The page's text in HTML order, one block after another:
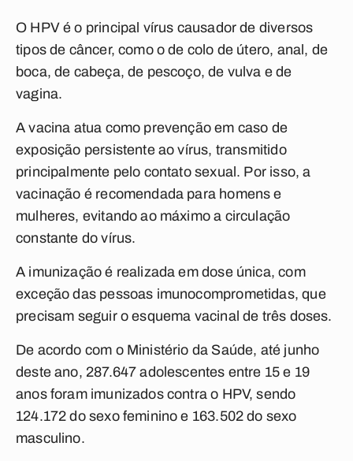
O HPV é o principal vírus causador de diversos
tipos de câncer, como o de colo de útero, anal, de
boca, de cabeça, de pescoço, de vulva e de
vagina.
A vacina atua como prevenção em caso de
exposição persistente ao vírus, transmitido
principalmente pelo contato sexual. Por isso, a
vacinação é recomendada para homens e
mulheres, evitando ao máximo a circulação
constante do vírus.
A imunização é realizada em dose única, com
exceção das pessoas imunocomprometidas, que
precisam seguir o esquema vacinal de três doses.
De acordo com o Ministério da Saúde, até junho
deste ano, 287.647 adolescentes entre 15 e 19
anos foram imunizados contra o HPV, sendo
124.172 do sexo feminino e 163.502 do sexo
masculino.